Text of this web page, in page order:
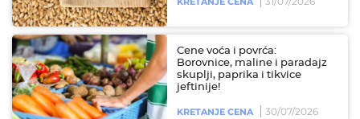
Cene voća i povrća:
Borovnice, maline i paradajz
skuplji, paprika i tikvice
jeftinije!
KRETANJE CENA 30/07/2026